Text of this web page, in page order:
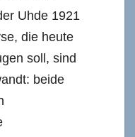
Uhde 1921
die heute
soll, sind
beide